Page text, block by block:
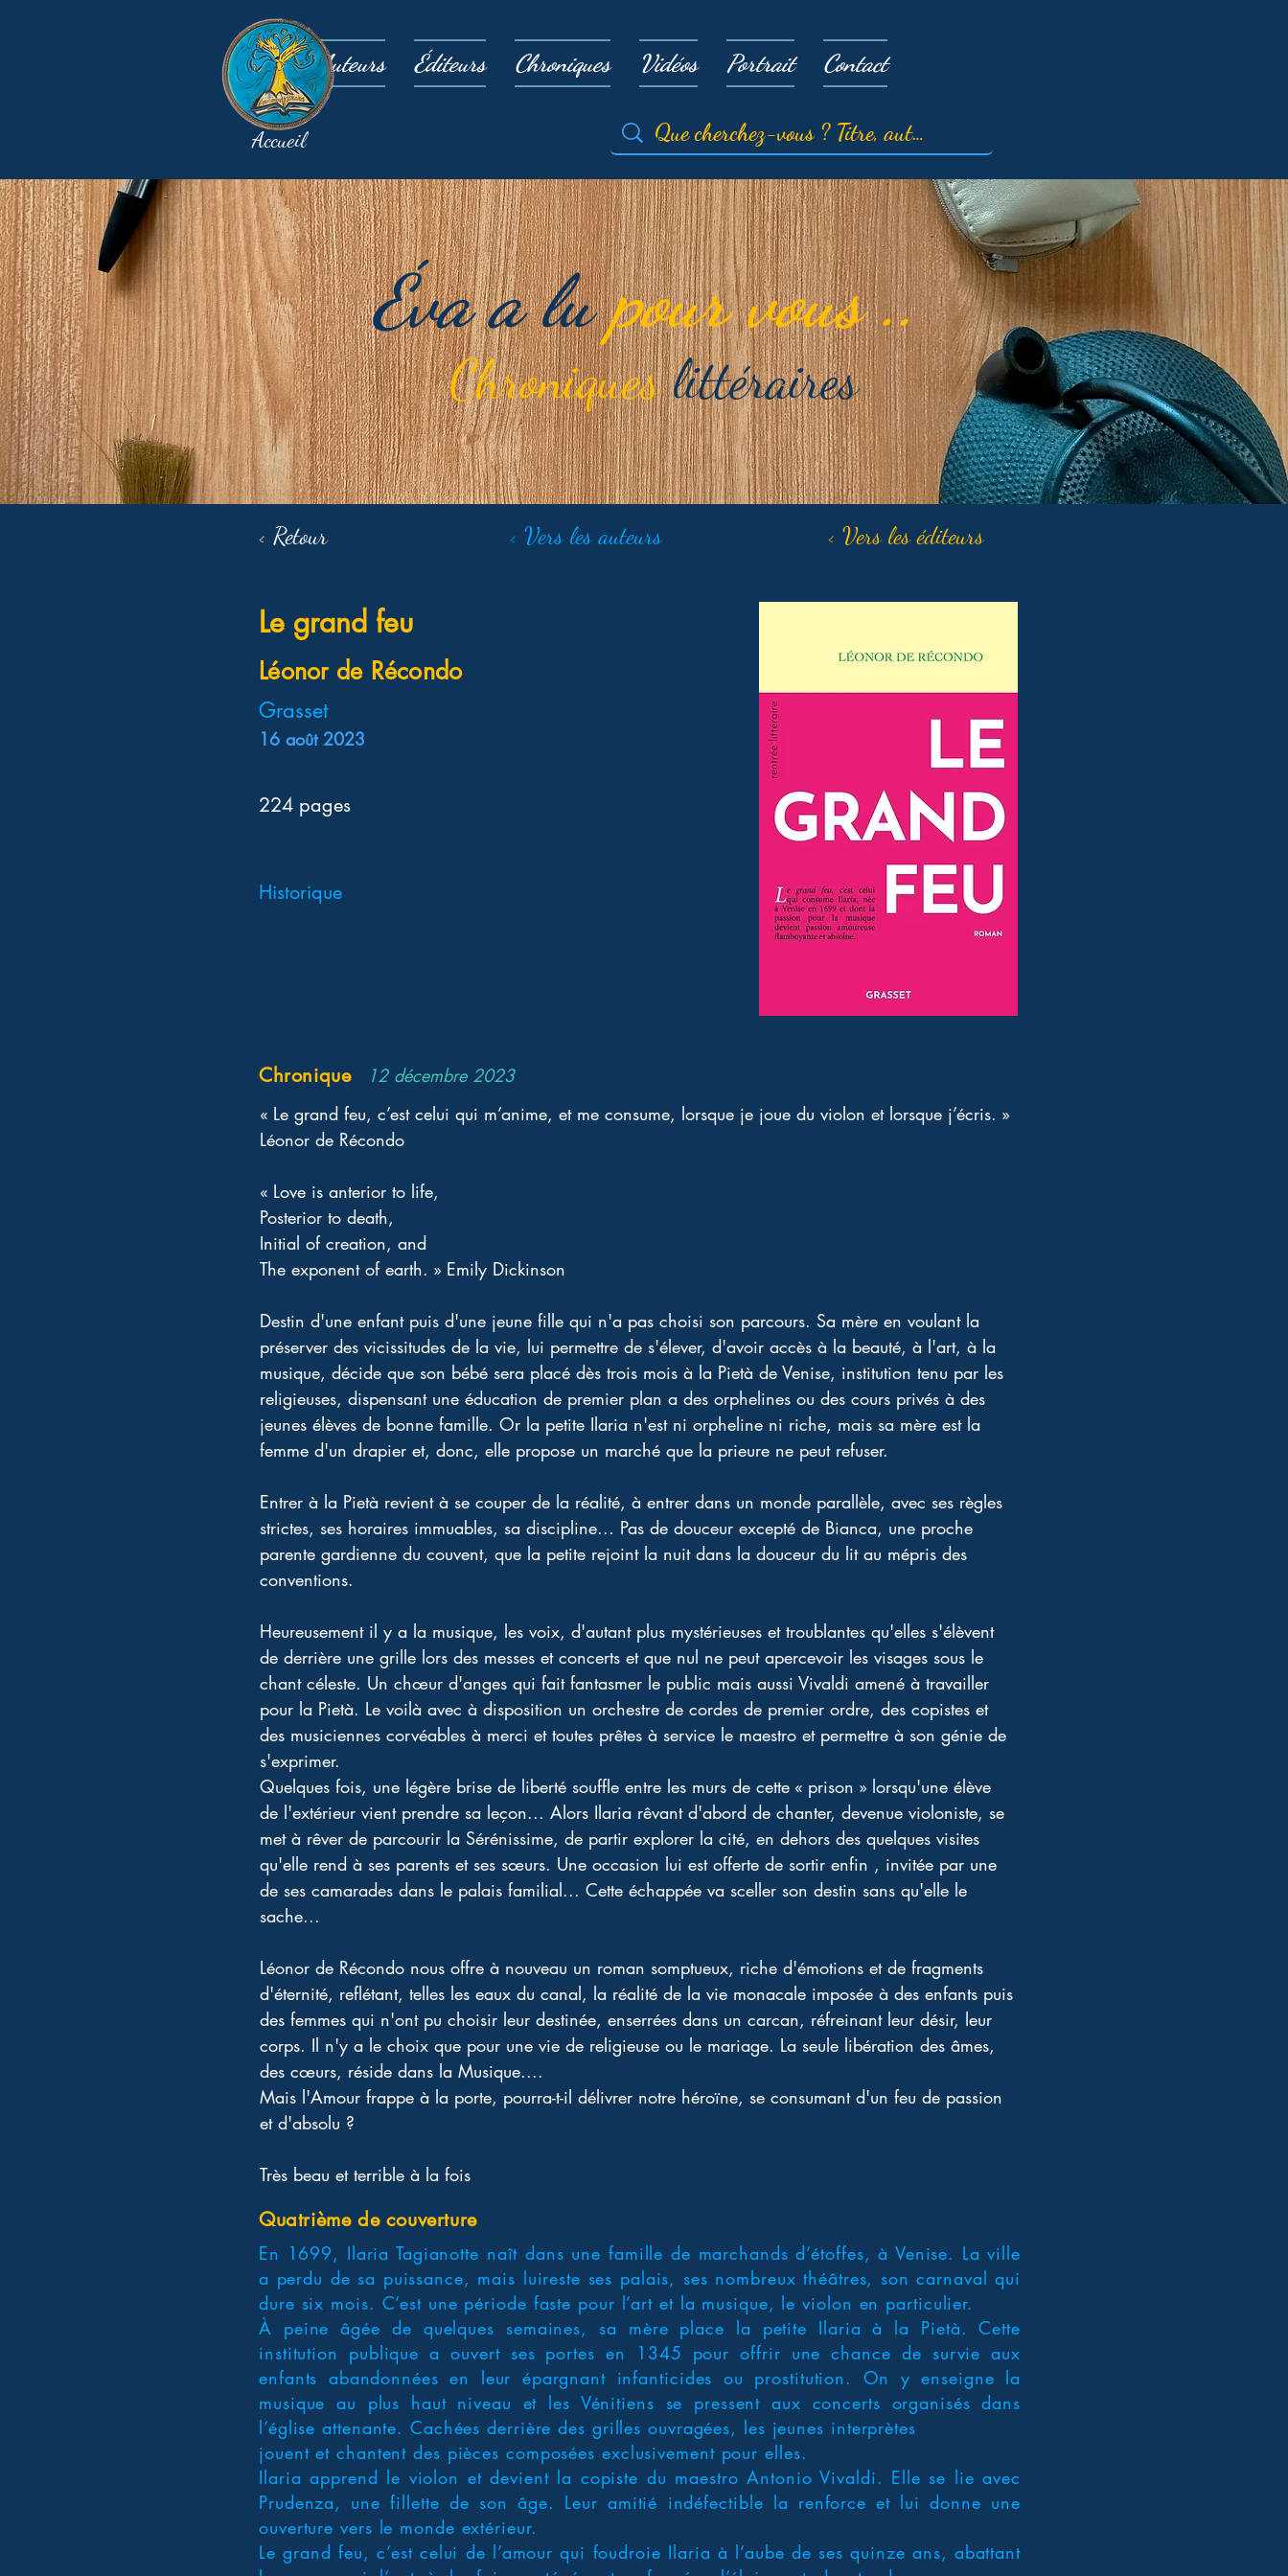
Auteurs Éditeurs Chroniques Vidéos Portrait Contact
Accueil
Éva a lupour vous ..
Chroniqueslittéraires
Le grand feu
Léonor de Récondo
Grasset
16 août 2023
224 pages
Historique
Chronique
12 décembre 2023
« Le grand feu, c’est celui qui m’anime, et me consume, lorsque je joue du violon et lorsque j’écris. »
Léonor de Récondo
« Love is anterior to life,
Posterior to death,
Initial of creation, and
The exponent of earth. » Emily Dickinson
Destin d'une enfant puis d'une jeune fille qui n'a pas choisi son parcours. Sa mère en voulant la
préserver des vicissitudes de la vie, lui permettre de s'élever, d'avoir accès à la beauté, à l'art, à la
musique, décide que son bébé sera placé dès trois mois à la Pietà de Venise, institution tenu par les
religieuses, dispensant une éducation de premier plan a des orphelines ou des cours privés à des
jeunes élèves de bonne famille. Or la petite Ilaria n'est ni orpheline ni riche, mais sa mère est la
femme d'un drapier et, donc, elle propose un marché que la prieure ne peut refuser.
Entrer à la Pietà revient à se couper de la réalité, à entrer dans un monde parallèle, avec ses règles
strictes, ses horaires immuables, sa discipline... Pas de douceur excepté de Bianca, une proche
parente gardienne du couvent, que la petite rejoint la nuit dans la douceur du lit au mépris des
conventions.
Heureusement il y a la musique, les voix, d'autant plus mystérieuses et troublantes qu'elles s'élèvent
de derrière une grille lors des messes et concerts et que nul ne peut apercevoir les visages sous le
chant céleste. Un chœur d'anges qui fait fantasmer le public mais aussi Vivaldi amené à travailler
pour la Pietà. Le voilà avec à disposition un orchestre de cordes de premier ordre, des copistes et
des musiciennes corvéables à merci et toutes prêtes à service le maestro et permettre à son génie de
s'exprimer.
Quelques fois, une légère brise de liberté souffle entre les murs de cette « prison » lorsqu'une élève
de l'extérieur vient prendre sa leçon... Alors Ilaria rêvant d'abord de chanter, devenue violoniste, se
met à rêver de parcourir la Sérénissime, de partir explorer la cité, en dehors des quelques visites
qu'elle rend à ses parents et ses sœurs. Une occasion lui est offerte de sortir enfin , invitée par une
de ses camarades dans le palais familial... Cette échappée va sceller son destin sans qu'elle le
sache...
Léonor de Récondo nous offre à nouveau un roman somptueux, riche d'émotions et de fragments
d'éternité, reflétant, telles les eaux du canal, la réalité de la vie monacale imposée à des enfants puis
des femmes qui n'ont pu choisir leur destinée, enserrées dans un carcan, réfreinant leur désir, leur
corps. Il n'y a le choix que pour une vie de religieuse ou le mariage. La seule libération des âmes,
des cœurs, réside dans la Musique....
Mais l'Amour frappe à la porte, pourra-t-il délivrer notre héroïne, se consumant d'un feu de passion
et d'absolu ?
Très beau et terrible à la fois
Quatrième de couverture
En 1699, Ilaria Tagianotte naît dans une famille de marchands d’étoffes, à Venise. La ville
a perdu de sa puissance, mais luireste ses palais, ses nombreux théâtres, son carnaval qui
dure six mois. C’est une période faste pour l’art et la musique, le violon en particulier.
À peine âgée de quelques semaines, sa mère place la petite Ilaria à la Pietà. Cette
institution publique a ouvert ses portes en 1345 pour offrir une chance de survie aux
enfants abandonnées en leur épargnant infanticides ou prostitution. On y enseigne la
musique au plus haut niveau et les Vénitiens se pressent aux concerts organisés dans
l’église attenante. Cachées derrière des grilles ouvragées, les jeunes interprètes
jouent et chantent des pièces composées exclusivement pour elles.
Ilaria apprend le violon et devient la copiste du maestro Antonio Vivaldi. Elle se lie avec
Prudenza, une fillette de son âge. Leur amitié indéfectible la renforce et lui donne une
ouverture vers le monde extérieur.
Le grand feu, c’est celui de l’amour qui foudroie Ilaria à l’aube de ses quinze ans, abattant
< Retour < Vers les auteurs < Vers les éditeurs